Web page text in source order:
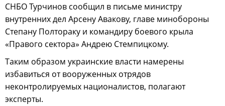
СНБО Турчинов сообщил в письме министру
внутренних дел Арсену Авакову, главе минобороны
Степану Полтораку и командиру боевого крыла
«Правого сектора» Андрею Стемпицкому.
Таким образом украинские власти намерены
избавиться от вооруженных отрядов
неконтролируемых националистов, полагают
эксперты.